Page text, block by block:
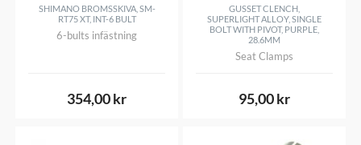
SHIMANO BROMSSKIVA, SM-
RT75 XT, INT-6 BULT
6-bults infästning
354,00 kr
GUSSET CLENCH,
SUPERLIGHT ALLOY, SINGLE
BOLT WITH PIVOT, PURPLE,
28.6MM
Seat Clamps
95,00 kr